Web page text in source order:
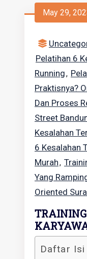
May 29,
Pelatihan 6
Running,
Praktisnya?
Dan Proses
Street
Kesalahan
6 Kesalahan
Murah,
Yang
Oriented
Daftar Isi